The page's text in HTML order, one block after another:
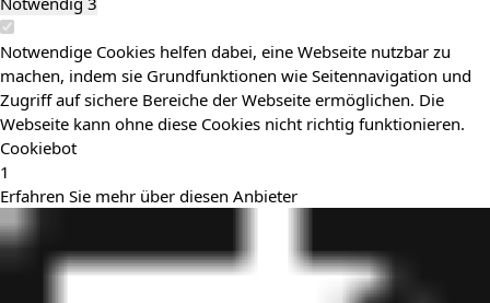
Notwendige Cookies helfen dabei, eine Webseite nutzbar zu
machen, indem sie Grundfunktionen wie Seitennavigation und
Zugriff auf sichere Bereiche der Webseite ermöglichen. Die
Webseite kann ohne diese Cookies nicht richtig funktionieren.
Cookiebot
1
Erfahren Sie mehr über diesen Anbieter